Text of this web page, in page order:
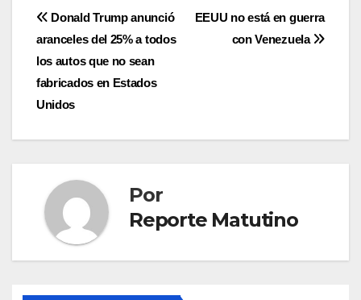
Navegación
de
entradas
EEUU no está en guerra
con Venezuela
Donald Trump anunció
aranceles del 25% a todos
los autos que no sean
fabricados en Estados
Unidos
Por
Reporte Matutino